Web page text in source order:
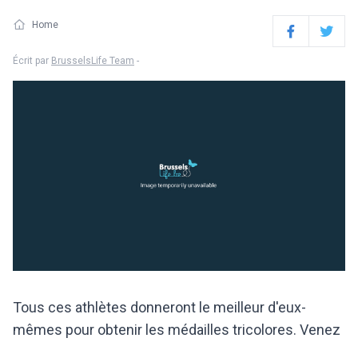
Home
FacebookTwitter
Écrit par BrusselsLife Team -
Tous ces athlètes donneront le meilleur d'eux-
mêmes pour obtenir les médailles tricolores. Venez